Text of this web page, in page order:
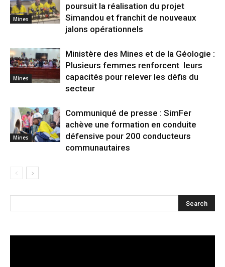
Mines
poursuit la réalisation du projet
Simandou et franchit de nouveaux
jalons opérationnels
Mines
Ministère des Mines et de la Géologie :
Plusieurs femmes renforcent leurs
capacités pour relever les défis du
secteur
Mines
Communiqué de presse : SimFer
achève une formation en conduite
défensive pour 200 conducteurs
communautaires